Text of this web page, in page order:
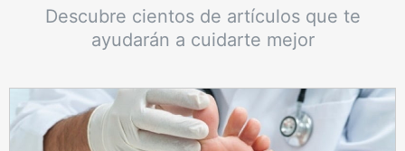
Descubre cientos de artículos que te
ayudarán a cuidarte mejor